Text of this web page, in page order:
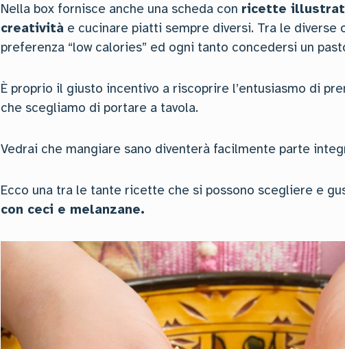
Nella box fornisce anche una scheda con ricette
creatività e cucinare piatti sempre diversi. Tra le
preferenza “low calories” ed ogni tanto concedersi un
È proprio il giusto incentivo a riscoprire l’entusiasmo di
che scegliamo di portare a tavola.
Vedrai che mangiare sano diventerà facilmente parte
Ecco una tra le tante ricette che si possono scegliere e
con ceci e melanzane.